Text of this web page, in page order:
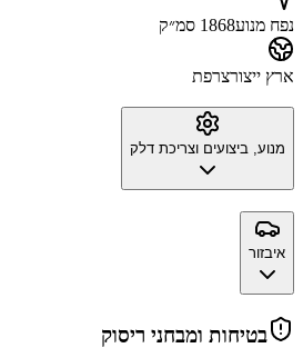
נפח מנוע1868 סמ״ק
ארץ ייצורצרפת
מנוע, ביצועים וצריכת דלק
איבזור
בטיחות ומבחני ריסוק